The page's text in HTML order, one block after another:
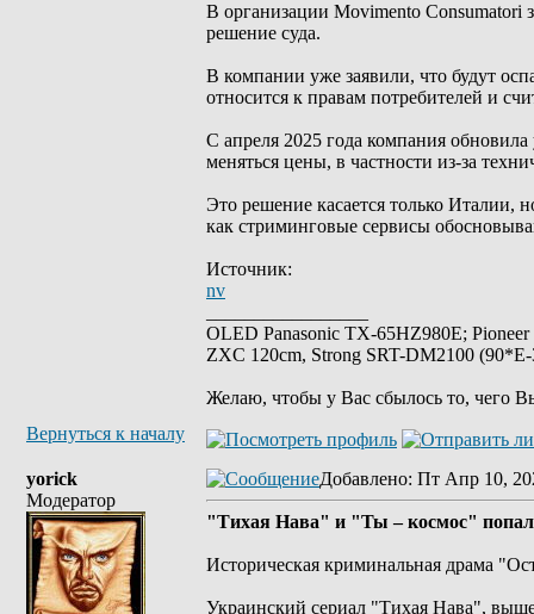
В организации Movimento Consumatori
решение суда.
В компании уже заявили, что будут
относится к правам потребителей и
С апреля 2025 года компания
меняться цены, в частности из-за
Это решение касается только Италии,
как стриминговые сервисы
Источник:
nv
OLED Panasonic TX-65HZ980E;
ZXC 120cm, Strong SRT-DM2100
Желаю, чтобы у Вас сбылось то, чего
Вернуться к началу
yorick
Модератор
Добавлено: Пт Апр 10,
"Тихая Нава" и "Ты – космос"
Историческая криминальная драма
Украинский сериал "Тихая Нава",